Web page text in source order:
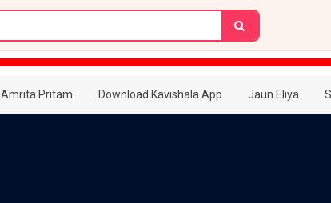
Amrita Pritam Download Kavishala App Jaun.Eliya